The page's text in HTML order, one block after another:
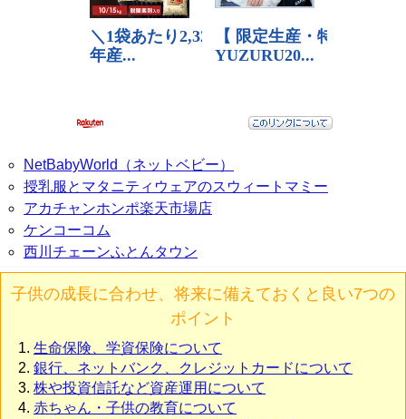
NetBabyWorld（ネットベビー）
授乳服とマタニティウェアのスウィートマミー
アカチャンホンポ楽天市場店
ケンコーコム
西川チェーンふとんタウン
子供の成長に合わせ、将来に備えておくと良い7つの
ポイント
生命保険、学資保険について
銀行、ネットバンク、クレジットカードについて
株や投資信託など資産運用について
赤ちゃん・子供の教育について